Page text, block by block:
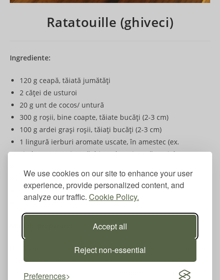
We use cookies on our site to enhance your user
experience, provide personalized content, and
analyze our traffic. Cookie Policy.
Accept all
Reject non-essential
Preferences
Ratatouille (ghiveci)
Ingrediente:
120 g ceapă, tăiată jumătăți
2 căței de usturoi
20 g unt de cocos/ untură
300 g roșii, bine coapte, tăiate bucăți (2-3 cm)
100 g ardei grași roșii, tăiați bucăți (2-3 cm)
1 lingură ierburi aromate uscate, în amestec (ex.
cimbru, rozmarin, măghiran, busuioc, pătrunjel)
2 prize piper negru proaspăt măcinat
200 g vinete, tăiate cuburi (2-3 cm)
300 g dovlecei, tăiați cuburi (2-3 cm)
Dacă vrei să fii sigur că rețeta de ghiveci de legume pe care
o prepari iese perfect, trebuie să adaugi treptat fiecare tip
de legumă, adaptat la timpul de fierbere potrivit. Rețeta